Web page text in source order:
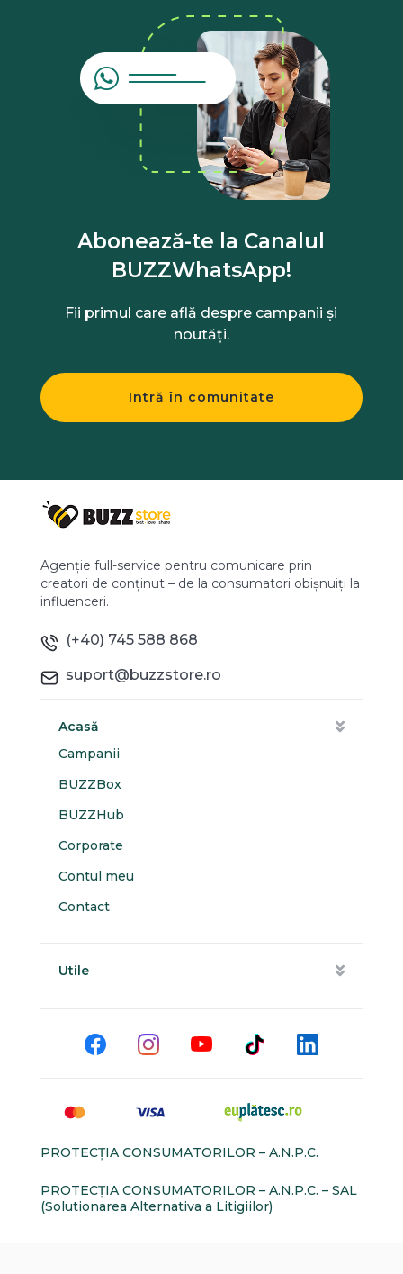
Abonează-te la Canalul
BUZZWhatsApp!
Fii primul care află despre campanii și
noutăți.
Intră în comunitate
Agenție full-service pentru comunicare prin
creatori de conținut – de la consumatori obișnuiți la
influenceri.
(+40) 745 588 868
suport@buzzstore.ro
Acasă
Campanii
BUZZBox
BUZZHub
Corporate
Contul meu
Contact
Utile
PROTECŢIA CONSUMATORILOR – A.N.P.C.
PROTECŢIA CONSUMATORILOR – A.N.P.C. – SAL
(Solutionarea Alternativa a Litigiilor)